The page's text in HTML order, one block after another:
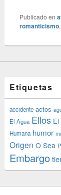
Publicado en
romanticismo,
Etiquetas
accidente actos
El Agua Ellos El
Humana humor
Origen O Sea
Embargo